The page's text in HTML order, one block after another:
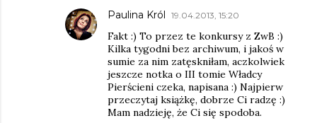
Paulina Król 19.04.2013, 15:20
Fakt :) To przez te konkursy z ZwB :)
Kilka tygodni bez archiwum, i jakoś w
sumie za nim zatęskniłam, aczkolwiek
jeszcze notka o III tomie Władcy
Pierścieni czeka, napisana :) Najpierw
przeczytaj książkę, dobrze Ci radzę :)
Mam nadzieję, że Ci się spodoba.